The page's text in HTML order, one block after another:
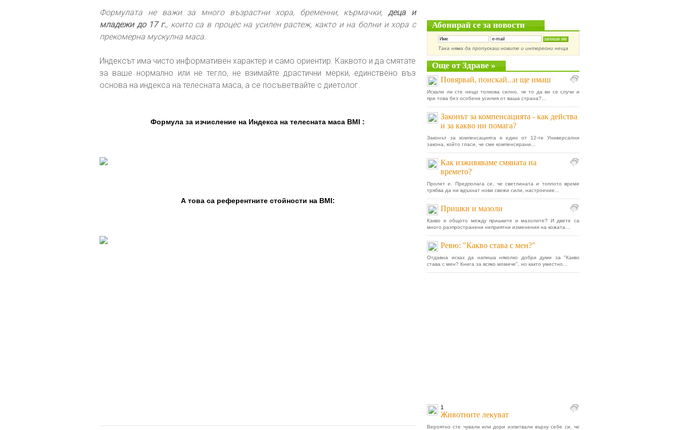
Формулата не важи за много възрастни хора, бременни, кърмачки,деца и
младежи до 17 г., които са в процес на усилен растеж, както и на болни и хора с
прекомерна мускулна маса.
Индексът има чисто информативен характер и само ориентир. Каквото и да смятате
за ваше нормално или не тегло, не взимайте драстични мерки, единствено въз
основа на индекса на телесната маса, а се посъветвайте с диетолог.
Формула за изчисление на Индекса на телесната маса BMI :
А това са референтните стойности на BMI:
Абонирай се за новости
Така няма да пропускаш новите и интересни неща
Още от Здраве »
Повярвай, поискай...и ще имаш
Искали ли сте нещо толкова силно, че то да ви се случи и
при това без особени усилия от ваша страна?...
Законът за компенсацията - как действа
и за какво ни помага?
Законът за компенсацията е един от 12-те Универсални
закона, който гласи, че сме компенсирани...
Как изживяваме смяната на
времето?
Пролет е. Предполага се, че светлината и топлото време
трябва да ни вдъхнат нови свежи сили, настроение...
Пришки и мазоли
Какво е общото между пришките и мазолите? И двете са
много разпространени неприятни изменения на кожата...
Ревю: "Какво става с мен?"
Отдавна исках да напиша няколко добри думи за "Какво
става с мен? Книга за всяко момиче", но както уместно...
1
Животните лекуват
Вероятно сте чували или дори изпитвали върху себе си, че